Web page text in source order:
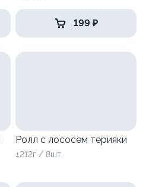
199 ₽
Ролл с лососем терияки
±212г / 8шт.